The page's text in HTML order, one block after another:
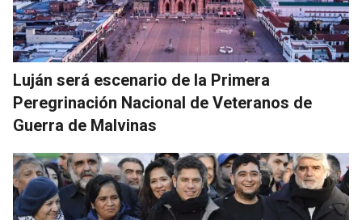
Luján será escenario de la Primera
Peregrinación Nacional de Veteranos de
Guerra de Malvinas